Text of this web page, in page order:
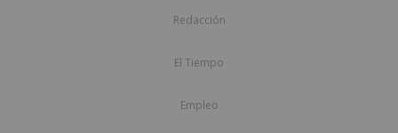
Redacción
El Tiempo
Empleo